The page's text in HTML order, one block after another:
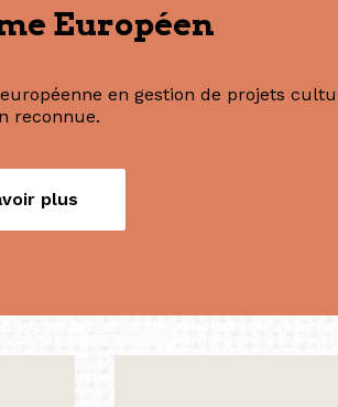
en gestion de projets